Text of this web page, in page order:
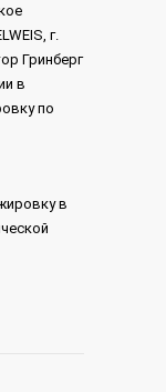
г.
Гринберг
в
по
в